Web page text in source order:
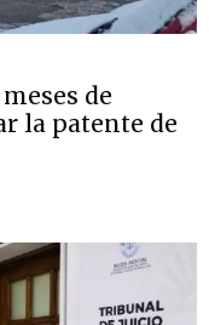
de
la patente de